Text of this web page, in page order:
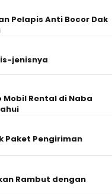
Pelapis Anti Bocor Dak
jenisnya
Rental di Naba
Paket Pengiriman
Rambut dengan